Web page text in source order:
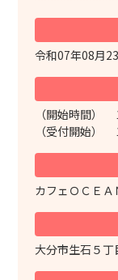
令和07年08月23
（開始時間）
（受付開始）
カフェＯＣＥ
大分市生石５丁